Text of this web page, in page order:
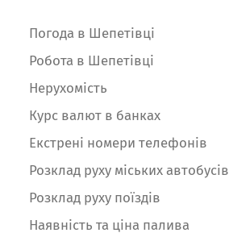
Погода в Шепетівці
Робота в Шепетівці
Нерухомість
Курс валют в банках
Екстрені номери телефонів
Розклад руху міських автобусів
Розклад руху поїздів
Наявність та ціна палива